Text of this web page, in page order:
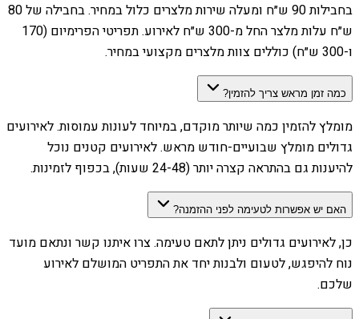
בחבילות 90 ש״ח ומעלה שירות מלצרים כלול במחיר. בחבילה של 80
ש״ח עלות מלצר החל מ-300 ש״ח לאירוע. תפריטי הפרימיום (170
ו-300 ש״ח) כוללים צוות מלצרים מקצועי במחיר.
כמה זמן מראש צריך להזמין?
מומלץ להזמין כמה שיותר מוקדם, במיוחד לעונות עמוסות. לאירועים
גדולים מומלץ שבועיים-חודש מראש. לאירועים קטנים נוכל
להיענות גם בהתראה קצרה יותר (24-48 שעות), בכפוף לזמינות.
האם יש אפשרות לטעימה לפני ההזמנה?
כן, לאירועים גדולים ניתן לתאם טעימה. צרו איתנו קשר ונתאם מועד
נוח להיפגש, לטעום ולבנות יחד את התפריט המושלם לאירוע
שלכם.